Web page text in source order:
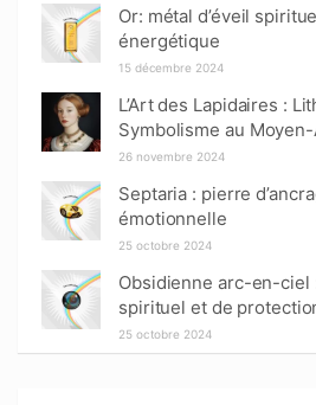
Or: métal d’éveil
énergétique
15 décembre 2024
L’Art des Lapidaires :
Symbolisme au
26 novembre 2024
Septaria : pierre
émotionnelle
25 octobre 2024
Obsidienne arc-en-ciel
spirituel et de
25 octobre 2024